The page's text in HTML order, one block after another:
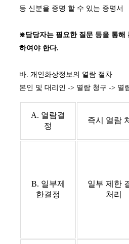
등 신분을 증명 할 수 있는 증명서
⋇담당자는 필요한 질문 등을 통해
하여야 한다.
바. 개인화상정보의 열람 절차
본인 및 대리인 -> 열람 청구 -> 열
A. 열람결
정
즉시 열람
B. 일부제
한결정
일부 제한
처리